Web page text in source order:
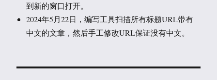
到新的窗口打开。
2024年5月22日，编写工具扫描所有标题URL带有
中文的文章，然后手工修改URL保证没有中文。